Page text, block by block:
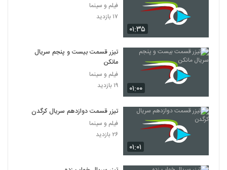
۰۱:۳۵
فیلم و سینما
۱۷ بازدید
۰۱:۰۰
تیزر قسمت بیست و پنجم سریال
مانکن
فیلم و سینما
۱۹ بازدید
۰۱:۰۱
تیزر قسمت دوازدهم سریال کرگدن
فیلم و سینما
۲۶ بازدید